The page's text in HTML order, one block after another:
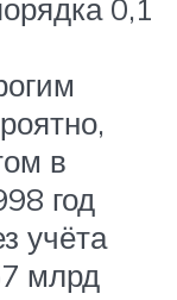
0,1
в
год
учёта
млрд